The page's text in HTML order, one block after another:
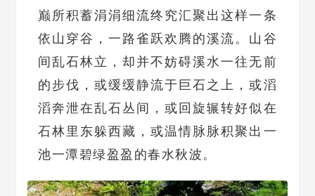
巅所积蓄涓涓细流终究汇聚出这样一条
依山穿谷，一路雀跃欢腾的溪流。山谷
间乱石林立，却并不妨碍溪水一往无前
的步伐，或缓缓静流于巨石之上，或滔
滔奔泄在乱石丛间，或回旋辗转好似在
石林里东躲西藏，或温情脉脉积聚出一
池一潭碧绿盈盈的春水秋波。